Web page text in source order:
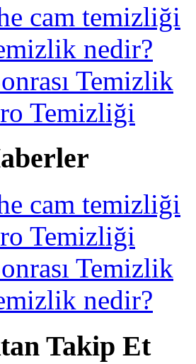
cam temizliği
nedir?
Temizlik
Temizliği
cam temizliği
Temizliği
Temizlik
nedir?
Takip Et